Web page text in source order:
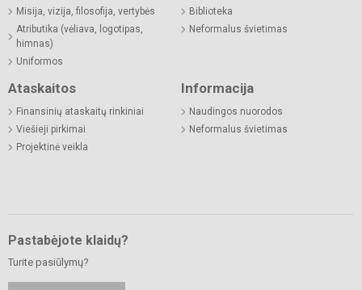
Misija, vizija, filosofija, vertybės
Atributika (vėliava, logotipas,
himnas)
Uniformos
Biblioteka
Neformalus švietimas
Ataskaitos
Finansinių ataskaitų rinkiniai
Viešieji pirkimai
Projektinė veikla
Informacija
Naudingos nuorodos
Neformalus švietimas
Pastabėjote klaidų?
Turite pasiūlymų?